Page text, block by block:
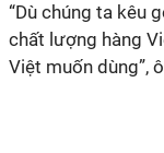
“Dù chúng ta kêu
chất lượng hàng
Việt muốn dùng”,